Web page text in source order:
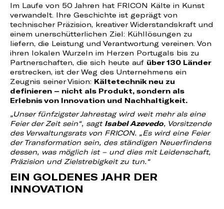
Im Laufe von 50 Jahren hat FRICON Kälte in Kunst
verwandelt. Ihre Geschichte ist geprägt von
technischer Präzision, kreativer Widerstandskraft und
einem unerschütterlichen Ziel: Kühllösungen zu
liefern, die Leistung und Verantwortung vereinen. Von
ihren lokalen Wurzeln im Herzen Portugals bis zu
Partnerschaften, die sich heute auf über 130 Länder
erstrecken, ist der Weg des Unternehmens ein
Zeugnis seiner Vision: Kältetechnik neu zu
definieren – nicht als Produkt, sondern als
Erlebnis von Innovation und Nachhaltigkeit.
„Unser fünfzigster Jahrestag wird weit mehr als eine
Feier der Zeit sein“, sagt Isabel Azevedo, Vorsitzende
des Verwaltungsrats von FRICON. „Es wird eine Feier
der Transformation sein, des ständigen Neuerfindens
dessen, was möglich ist – und dies mit Leidenschaft,
Präzision und Zielstrebigkeit zu tun.“
EIN GOLDENES JAHR DER
INNOVATION